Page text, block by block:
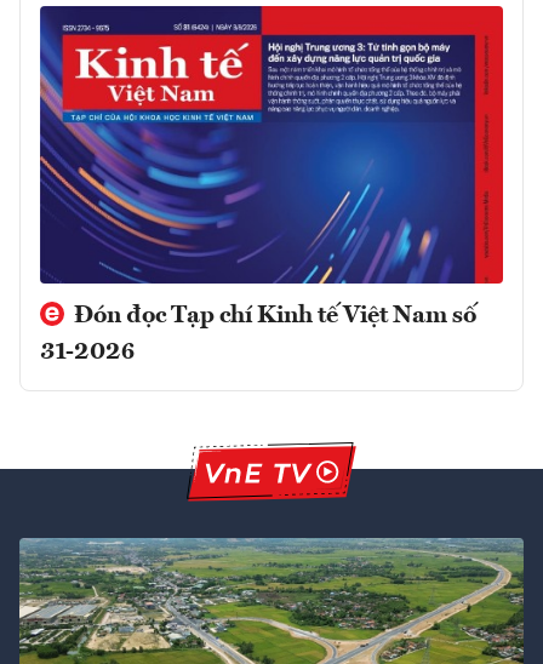
Đón đọc Tạp chí Kinh tế Việt Nam số
31-2026